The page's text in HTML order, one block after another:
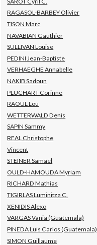
RAGASOL-BARBEY Olivier
TISON Marc
NAVABIAN Gauthier
SULLIVAN Louise
PEDINI Jean-Baptiste
VERHAEGHE Annabelle
NAKIB Sadoun
PLUCHART Corinne
RAOUL Lou
WETTERWALD Denis
SAPIN Sammy
REAL Christophe
Vincent
STEINER Samaël
OULD-HAMOUDA Myriam
RICHARD Mathias
TIGIRLAS Luminitza C.
XENIDIS Alexo
VARGAS Vania (Guatemala)
PINEDA Luis Carlos (Guatemala)
SIMON Guillaume